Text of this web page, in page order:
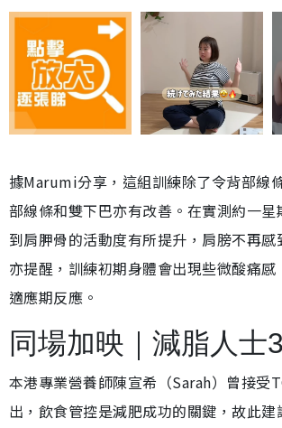
據Marumi分享，這組訓練除了令背部線
部線條和雙下巴亦有改善。在實測約一
到肩胛骨的活動度有所提升，肩膀不再
亦提醒，訓練初期身體會出現些微酸痛感
適應期反應。
同場加映｜減脂人士
本港專業營養師陳宣希（Sarah）曾接受
出，飲食管控是減肥成功的關鍵，故此建